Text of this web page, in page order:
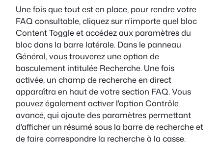
Une fois que tout est en place, pour rendre votre
FAQ consultable, cliquez sur n'importe quel bloc
Content Toggle et accédez aux paramètres du
bloc dans la barre latérale. Dans le panneau
Général, vous trouverez une option de
basculement intitulée Recherche. Une fois
activée, un champ de recherche en direct
apparaîtra en haut de votre section FAQ. Vous
pouvez également activer l'option Contrôle
avancé, qui ajoute des paramètres permettant
d'afficher un résumé sous la barre de recherche et
de faire correspondre la recherche à la casse.